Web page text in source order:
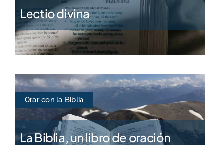
Lectio divina
Orar con la Biblia
La Biblia, un libro de oración